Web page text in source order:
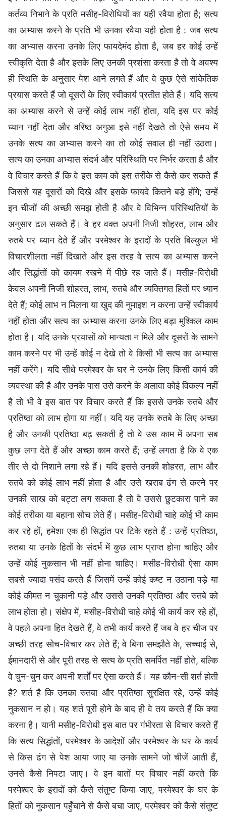
कर्तव्य निभाने के प्रति मसीह-विरोधियों का यही रवैया होता है; सत्य
का अभ्यास करने के प्रति भी उनका रवैया यही होता है : जब सत्य
का अभ्यास करना उनके लिए फायदेमंद होता है, जब हर कोई उन्हें
स्वीकृति देता है और इसके लिए उनकी प्रशंसा करता है तो वे अवश्य
ही स्थिति के अनुसार पेश आने लगते हैं और वे कुछ ऐसे सांकेतिक
प्रयास करते हैं जो दूसरों के लिए स्वीकार्य प्रतीत होते हैं। यदि सत्य
का अभ्यास करने से उन्हें कोई लाभ नहीं होता, यदि इस पर कोई
ध्यान नहीं देता और वरिष्ठ अगुआ इसे नहीं देखते तो ऐसे समय में
उनके सत्य का अभ्यास करने का तो कोई सवाल ही नहीं उठता।
सत्य का उनका अभ्यास संदर्भ और परिस्थिति पर निर्भर करता है और
वे विचार करते हैं कि वे इस काम को इस तरीके से कैसे कर सकते हैं
जिससे यह दूसरों को दिखे और इसके फायदे कितने बड़े होंगे; उन्हें
इन चीजों की अच्छी समझ होती है और वे विभिन्न परिस्थितियों के
अनुसार ढल सकते हैं। वे हर वक्त अपनी निजी शोहरत, लाभ और
रुतबे पर ध्यान देते हैं और परमेश्वर के इरादों के प्रति बिल्कुल भी
विचारशीलता नहीं दिखाते और इस तरह वे सत्य का अभ्यास करने
और सिद्धांतों को कायम रखने में पीछे रह जाते हैं। मसीह-विरोधी
केवल अपनी निजी शोहरत, लाभ, रुतबे और व्यक्तिगत हितों पर ध्यान
देते हैं; कोई लाभ न मिलना या खुद की नुमाइश न करना उन्हें स्वीकार्य
नहीं होता और सत्य का अभ्यास करना उनके लिए बड़ा मुश्किल काम
होता है। यदि उनके प्रयासों को मान्यता न मिले और दूसरों के सामने
काम करने पर भी उन्हें कोई न देखे तो वे किसी भी सत्य का अभ्यास
नहीं करेंगे। यदि सीधे परमेश्वर के घर ने उनके लिए किसी कार्य की
व्यवस्था की है और उनके पास उसे करने के अलावा कोई विकल्प नहीं
है तो भी वे इस बात पर विचार करते हैं कि इससे उनके रुतबे और
प्रतिष्ठा को लाभ होगा या नहीं। यदि यह उनके रुतबे के लिए अच्छा
है और उनकी प्रतिष्ठा बढ़ सकती है तो वे उस काम में अपना सब
कुछ लगा देते हैं और अच्छा काम करते हैं; उन्हें लगता है कि वे एक
तीर से दो निशाने लगा रहे हैं। यदि इससे उनकी शोहरत, लाभ और
रुतबे को कोई लाभ नहीं होता है और उसे खराब ढंग से करने पर
उनकी साख को बट्टा लग सकता है तो वे उससे छुटकारा पाने का
कोई तरीका या बहाना सोच लेते हैं। मसीह-विरोधी चाहे कोई भी काम
कर रहे हों, हमेशा एक ही सिद्धांत पर टिके रहते हैं : उन्हें प्रतिष्ठा,
रुतबा या उनके हितों के संदर्भ में कुछ लाभ प्राप्त होना चाहिए और
उन्हें कोई नुकसान भी नहीं होना चाहिए। मसीह-विरोधी ऐसा काम
सबसे ज्यादा पसंद करते हैं जिसमें उन्हें कोई कष्ट न उठाना पड़े या
कोई कीमत न चुकानी पड़े और उससे उनकी प्रतिष्ठा और रुतबे को
लाभ होता हो। संक्षेप में, मसीह-विरोधी चाहे कोई भी कार्य कर रहे हों,
वे पहले अपना हित देखते हैं, वे तभी कार्य करते हैं जब वे हर चीज पर
अच्छी तरह सोच-विचार कर लेते हैं; वे बिना समझौते के, सच्चाई से,
ईमानदारी से और पूरी तरह से सत्य के प्रति समर्पित नहीं होते, बल्कि
वे चुन-चुन कर अपनी शर्तों पर ऐसा करते हैं। यह कौन-सी शर्त होती
है? शर्त है कि उनका रुतबा और प्रतिष्ठा सुरक्षित रहे, उन्हें कोई
नुकसान न हो। यह शर्त पूरी होने के बाद ही वे तय करते हैं कि क्या
करना है। यानी मसीह-विरोधी इस बात पर गंभीरता से विचार करते हैं
कि सत्य सिद्धांतों, परमेश्वर के आदेशों और परमेश्वर के घर के कार्य
से किस ढंग से पेश आया जाए या उनके सामने जो चीजें आती हैं,
उनसे कैसे निपटा जाए। वे इन बातों पर विचार नहीं करते कि
परमेश्वर के इरादों को कैसे संतुष्ट किया जाए, परमेश्वर के घर के
हितों को नुकसान पहुँचाने से कैसे बचा जाए, परमेश्वर को कैसे संतुष्ट